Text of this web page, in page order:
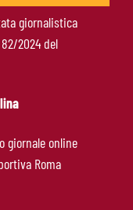
oggi: il passaporto può
giornalistica
2024 del
giornale online
Roma